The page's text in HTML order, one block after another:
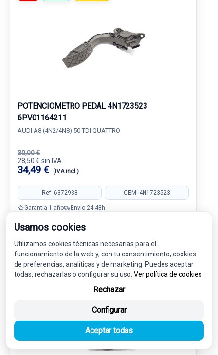
POTENCIOMETRO PEDAL 4N1723523
6PV01164211
AUDI A8 (4N2/4N8) 50 TDI QUATTRO
30,00 €
28,50 € sin IVA.
34,49 € (IVA incl.)
Ref: 6372938 OEM: 4N1723523
Garantía 1 año Envío 24-48h
-5% USADO NOVEDAD
Usamos cookies
Utilizamos cookies técnicas necesarias para el
funcionamiento de la web y, con tu consentimiento, cookies
de preferencias, analíticas y de marketing. Puedes aceptar
todas, rechazarlas o configurar su uso. Ver política de cookies
Rechazar
Configurar
Aceptar todas